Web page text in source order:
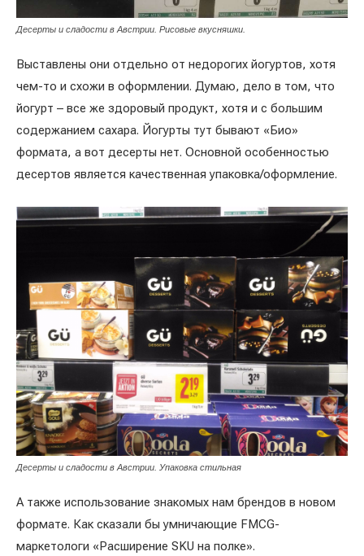
Десерты и сладости в Австрии. Рисовые вкусняшки.
Выставлены они отдельно от недорогих йогуртов, хотя
чем-то и схожи в оформлении. Думаю, дело в том, что
йогурт – все же здоровый продукт, хотя и с большим
содержанием сахара. Йогурты тут бывают «Био»
формата, а вот десерты нет. Основной особенностью
десертов является качественная упаковка/оформление.
Десерты и сладости в Австрии. Упаковка стильная
А также использование знакомых нам брендов в новом
формате. Как сказали бы умничающие FMCG-
маркетологи «Расширение SKU на полке».